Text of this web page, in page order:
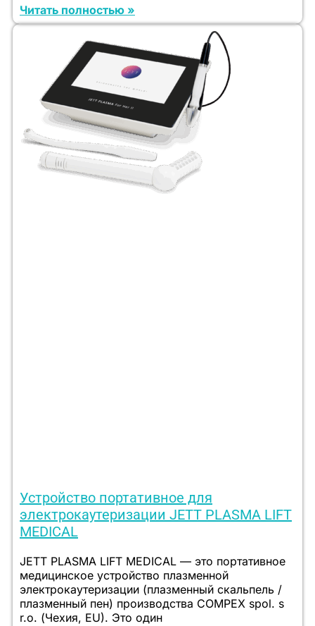
Читать полностью »
Устройство портативное для
электрокаутеризации JETT PLASMA LIFT
MEDICAL
JETT PLASMA LIFT MEDICAL — это портативное
медицинское устройство плазменной
электрокаутеризации (плазменный скальпель /
плазменный пен) производства COMPEX spol. s
r.o. (Чехия, EU). Это один